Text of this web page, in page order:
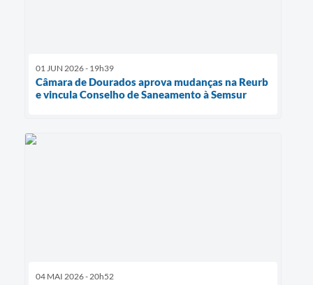
01 JUN 2026 - 19h39
Câmara de Dourados aprova mudanças na Reurb
e vincula Conselho de Saneamento à Semsur
04 MAI 2026 - 20h52